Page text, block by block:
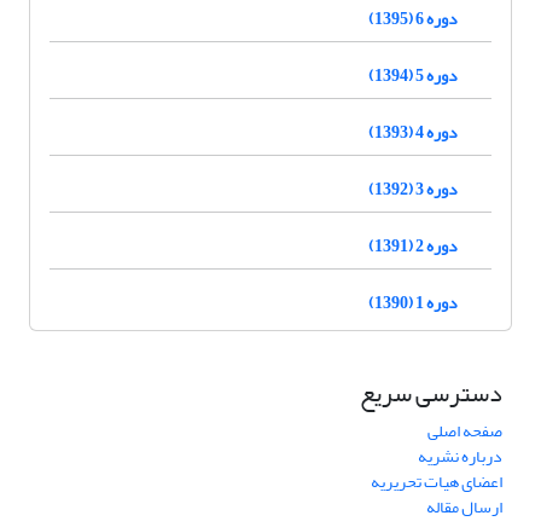
دوره 6 (1395)
دوره 5 (1394)
دوره 4 (1393)
دوره 3 (1392)
دوره 2 (1391)
دوره 1 (1390)
دسترسی سریع
صفحه اصلی
درباره نشریه
اعضای هیات تحریریه
ارسال مقاله